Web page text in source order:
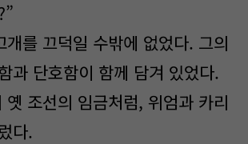
개를 끄덕일 수밖에 없었다. 그의
과 단호함이 함께 담겨 있었다.
옛 조선의 임금처럼, 위엄과 카리
다.